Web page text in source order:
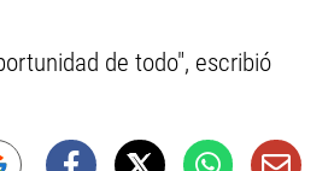
de todo", escribió